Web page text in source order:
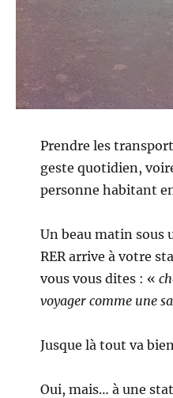
Prendre les
geste quotidien,
personne habitant
Un beau matin sous
RER arrive à votre
vous vous dites : «
voyager comme une
Jusque là tout va
Oui, mais… à une